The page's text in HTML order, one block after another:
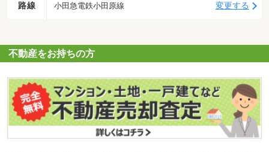
路線 小田急電鉄小田原線 変更する
不動産をお持ちの方